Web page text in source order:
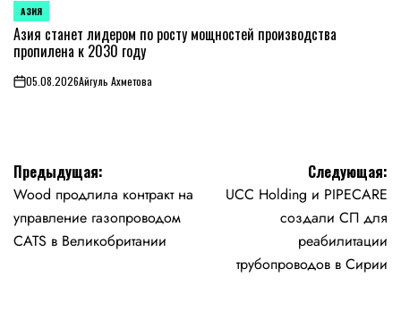
ОПУБЛИКОВАНО
В
АЗИЯ
Азия станет лидером по росту мощностей производства
пропилена к 2030 году
on05.08.2026Айгуль Ахметова
Навигация
по
записям
Предыдущая:
Wood продлила контракт на
управление газопроводом
CATS в Великобритании
Следующая:
UCC Holding и PIPECARE
создали СП для
реабилитации
трубопроводов в Сирии